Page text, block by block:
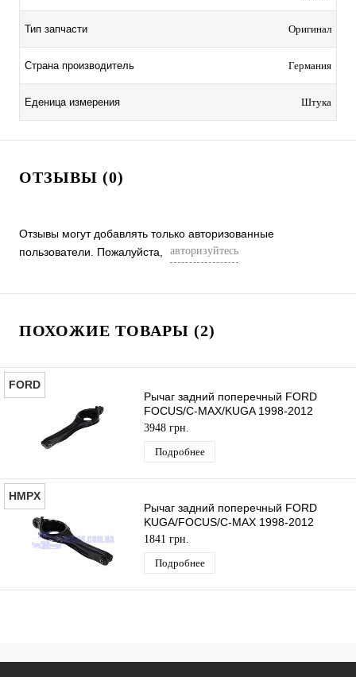
Тип запчасти Оригинал
Страна производитель Германия
Еденица измерения Штука
ОТЗЫВЫ (0)
Отзывы могут добавлять только авторизованные
пользователи. Пожалуйста,
авторизуйтесь
ПОХОЖИЕ ТОВАРЫ (2)
FORD
Рычаг задний поперечный FORD
FOCUS/C-MAX/KUGA 1998-2012
ORIGINAL
3948 грн.
Подробнее
HMPX
Рычаг задний поперечный FORD
KUGA/FOCUS/C-MAX 1998-2012
HMPX
1841 грн.
Подробнее